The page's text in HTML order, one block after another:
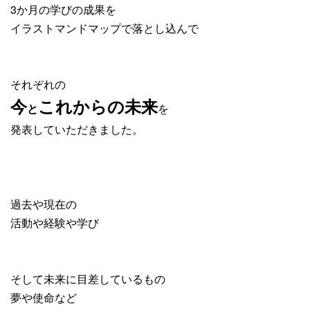
3か月の学びの成果を
イラストマンドマップで落とし込んで
それぞれの
今と これからの未来を
発表していただきました。
過去や現在の
活動や経験や学び
そして未来に目差しているもの
夢や使命など